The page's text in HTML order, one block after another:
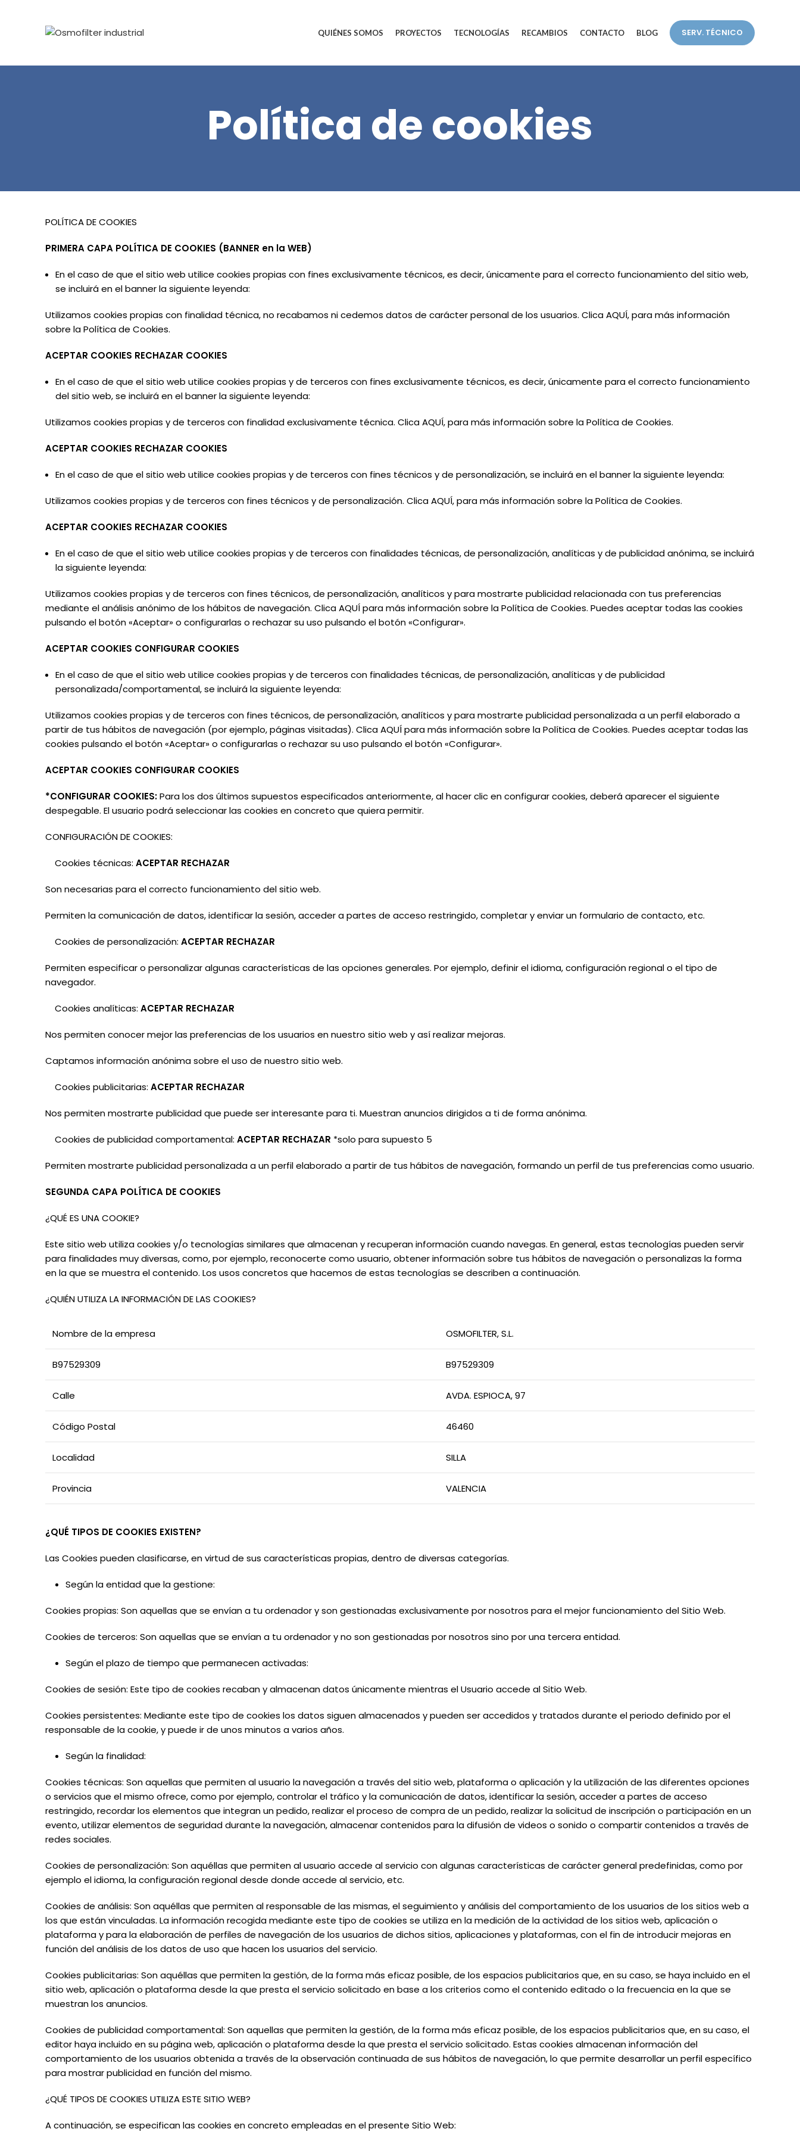
QUIÉNES SOMOS PROYECTOS TECNOLOGÍAS RECAMBIOS CONTACTO BLOG SERV. TÉCNICO
Política de cookies
POLÍTICADECOOKIES
PRIMERA CAPA POLÍTICA DE COOKIES (BANNER en la WEB)
Enelcaso de que elsitio web utilice cookies propias con fines exclusivamente técnicos,es decir, únicamente para el correcto funcionamiento del sitio web,
se incluirá en elbanner lasiguiente leyenda:
Utilizamos cookies propias con finalidad técnica, no recabamos ni cedemos datos de carácter personal de los usuarios. Clica AQUÍ, para más información
sobre la Política de Cookies.
ACEPTAR COOKIES RECHAZAR COOKIES
Enelcaso de que elsitio web utilice cookies propias yde terceros con fines exclusivamente técnicos, es decir, únicamente para el correcto funcionamiento
del sitio web,se incluiráenelbanner la siguiente leyenda:
Utilizamos cookies propias y de terceros con finalidad exclusivamente técnica. Clica AQUÍ, para más información sobre la Política de Cookies.
ACEPTAR COOKIES RECHAZAR COOKIES
Enelcaso de que elsitio web utilice cookies propias yde terceros con fines técnicos yde personalización,se incluiráenel banner la siguiente leyenda:
Utilizamos cookies propias y de terceros con fines técnicos y de personalización. Clica AQUÍ, para más información sobre la Política de Cookies.
ACEPTAR COOKIES RECHAZAR COOKIES
En el caso de que el sitio web utilice cookies propias y de terceros con finalidades técnicas, de personalización, analíticas y de publicidad anónima, se incluirá
la siguiente leyenda:
Utilizamos cookies propias y de terceros con fines técnicos, de personalización, analíticos y para mostrarte publicidad relacionada con tus preferencias
mediante el análisis anónimo de los hábitos de navegación. Clica AQUÍ para más información sobre la Política de Cookies. Puedes aceptar todas las cookies
pulsando el botón «Aceptar» o configurarlas o rechazar su uso pulsando el botón «Configurar».
ACEPTAR COOKIES CONFIGURAR COOKIES
En el caso de que el sitio web utilice cookies propias y de terceros con finalidades técnicas, de personalización, analíticas y de publicidad
personalizada/comportamental,se incluirála siguiente leyenda:
Utilizamos cookies propias y de terceros con fines técnicos, de personalización, analíticos y para mostrarte publicidad personalizada a un perfil elaborado a
partir de tus hábitos de navegación (por ejemplo, páginas visitadas). Clica AQUÍ para más información sobre la Política de Cookies. Puedes aceptar todas las
cookies pulsando el botón «Aceptar» o configurarlas o rechazar su uso pulsando el botón «Configurar».
ACEPTAR COOKIES CONFIGURAR COOKIES
*CONFIGURAR COOKIES:Paralos dos últimos supuestos especificados anteriormente,alhacer clic en configurar cookies, deberá aparecer el siguiente
despegable. El usuario podráseleccionar las cookies en concreto que quierapermitir.
CONFIGURACIÓNDE COOKIES:
Cookies técnicas: ACEPTAR RECHAZAR
Son necesarias para el correcto funcionamiento del sitio web.
Permiten la comunicación de datos, identificar la sesión, acceder a partes de acceso restringido, completar y enviar un formulario de contacto, etc.
Cookies de personalización: ACEPTAR RECHAZAR
Permiten especificar o personalizar algunas características de las opciones generales. Por ejemplo, definir el idioma, configuración regional o el tipo de
navegador.
Cookies analíticas: ACEPTAR RECHAZAR
Nos permiten conocer mejor las preferencias de los usuarios en nuestro sitio web y así realizar mejoras.
Captamos información anónima sobre el uso de nuestro sitio web.
Cookies publicitarias: ACEPTAR RECHAZAR
Nos permiten mostrarte publicidad que puede ser interesante para ti. Muestran anuncios dirigidos a ti de forma anónima.
Cookies de publicidadcomportamental: ACEPTAR RECHAZAR *solo para supuesto 5
Permiten mostrarte publicidad personalizada a un perfil elaborado a partir de tus hábitos de navegación, formando un perfil de tus preferencias como usuario.
SEGUNDA CAPA POLÍTICA DE COOKIES
¿QUÉES UNACOOKIE?
Este sitio web utiliza cookies y/o tecnologías similares que almacenan y recuperan información cuando navegas. En general, estas tecnologías pueden servir
para finalidades muy diversas, como, por ejemplo, reconocerte como usuario, obtener información sobre tus hábitos de navegación o personalizas la forma
en la que se muestra el contenido. Los usos concretos que hacemos de estas tecnologías se describen a continuación.
¿QUIÉN UTILIZALAINFORMACIÓN DELAS COOKIES?
Nombre de la empresa OSMOFILTER, S.L.
B97529309 B97529309
Calle AVDA. ESPIOCA, 97
Código Postal 46460
Localidad SILLA
Provincia VALENCIA
¿QUÉ TIPOS DE COOKIES EXISTEN?
Las Cookies pueden clasificarse, en virtud de sus características propias, dentro de diversas categorías.
Segúnlaentidadque lagestione:
Cookies propias: Son aquellas que se envían a tu ordenador y son gestionadas exclusivamente por nosotros para el mejor funcionamiento del Sitio Web.
Cookies de terceros: Son aquellas que se envían a tu ordenador y no son gestionadas por nosotros sino por una tercera entidad.
Segúnelplazo de tiempo que permanecenactivadas:
Cookies de sesión: Este tipo de cookies recaban y almacenan datos únicamente mientras el Usuario accede al Sitio Web.
Cookies persistentes: Mediante este tipo de cookies los datos siguen almacenados y pueden ser accedidos y tratados durante el periodo definido por el
responsable de la cookie, y puede ir de unos minutos a varios años.
Segúnla finalidad:
Cookies técnicas: Son aquellas que permiten al usuario la navegación a través del sitio web, plataforma o aplicación y la utilización de las diferentes opciones
o servicios que el mismo ofrece, como por ejemplo, controlar el tráfico y la comunicación de datos, identificar la sesión, acceder a partes de acceso
restringido, recordar los elementos que integran un pedido, realizar el proceso de compra de un pedido, realizar la solicitud de inscripción o participación en un
evento, utilizar elementos de seguridad durante la navegación, almacenar contenidos para la difusión de videos o sonido o compartir contenidos a través de
redes sociales.
Cookies de personalización: Son aquéllas que permiten al usuario accede al servicio con algunas características de carácter general predefinidas, como por
ejemplo el idioma, la configuración regional desde donde accede al servicio, etc.
Cookies de análisis: Son aquéllas que permiten al responsable de las mismas, el seguimiento y análisis del comportamiento de los usuarios de los sitios web a
los que están vinculadas. La información recogida mediante este tipo de cookies se utiliza en la medición de la actividad de los sitios web, aplicación o
plataforma y para la elaboración de perfiles de navegación de los usuarios de dichos sitios, aplicaciones y plataformas, con el fin de introducir mejoras en
función del análisis de los datos de uso que hacen los usuarios del servicio.
Cookies publicitarias: Son aquéllas que permiten la gestión, de la forma más eficaz posible, de los espacios publicitarios que, en su caso, se haya incluido en el
sitio web, aplicación o plataforma desde la que presta el servicio solicitado en base a los criterios como el contenido editado o la frecuencia en la que se
muestran los anuncios.
Cookies de publicidad comportamental: Son aquellas que permiten la gestión, de la forma más eficaz posible, de los espacios publicitarios que, en su caso, el
editor haya incluido en su página web, aplicación o plataforma desde la que presta el servicio solicitado. Estas cookies almacenan información del
comportamiento de los usuarios obtenida a través de la observación continuada de sus hábitos de navegación, lo que permite desarrollar un perfil específico
para mostrar publicidad en función del mismo.
¿QUÉ TIPOS DECOOKIES UTILIZAESTESITIO WEB?
A continuación, se especifican las cookies en concreto empleadas en el presente Sitio Web: